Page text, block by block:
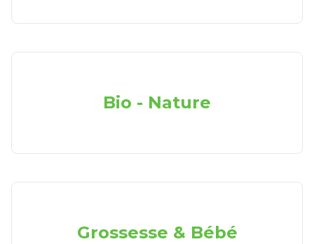
Bio - Nature
Grossesse & Bébé